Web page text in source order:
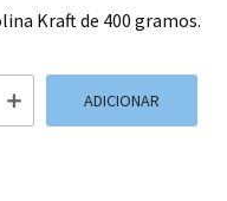
Kraft de 400 gramos.
de Etiqueta Pendente 42 x 55
ADICIONAR